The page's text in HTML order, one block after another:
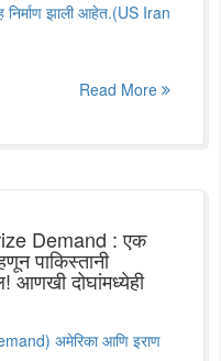
निर्माण झाली आहेत.(US Iran
Read More
Demand : एक
पाकिस्तानी
आणखी दोघांमध्येही
अमेरिका आणि इराण